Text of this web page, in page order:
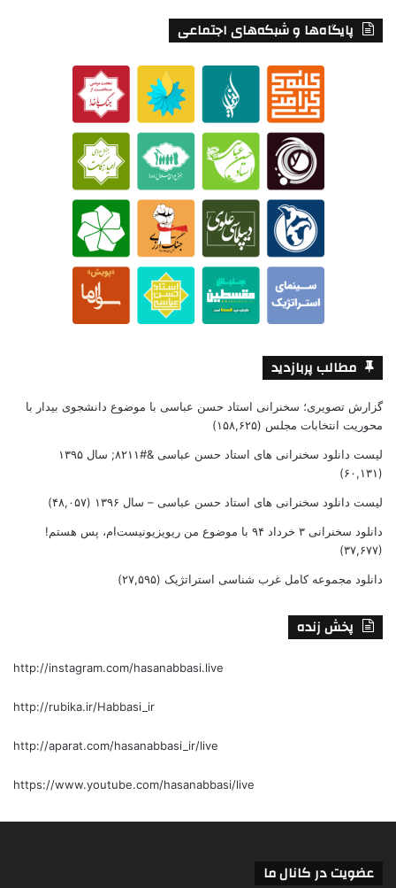
پایگاه‌ها و شبکه‌های اجتماعی
مطالب پربازدید
گزارش تصویری؛ سخنرانی استاد حسن عباسی با موضوع دانشجوی بیدار با
محوریت انتخابات مجلس (۱۵۸,۶۲۵)
لیست دانلود سخنرانی های استاد حسن عباسی &#۸۲۱۱; سال ۱۳۹۵
(۶۰,۱۳۱)
لیست دانلود سخنرانی های استاد حسن عباسی – سال ۱۳۹۶ (۴۸,۰۵۷)
دانلود سخنرانی ۳ خرداد ۹۴ با موضوع من ریویزیونیست‌ام، پس هستم!
(۳۷,۶۷۷)
دانلود مجموعه کامل غرب شناسی استراتژیک (۲۷,۵۹۵)
پخش زنده
http://instagram.com/hasanabbasi.live
http://rubika.ir/Habbasi_ir
http://aparat.com/hasanabbasi_ir/live
https://www.youtube.com/hasanabbasi/live
عضویت در کانال ما